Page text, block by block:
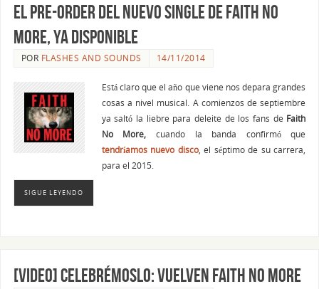
El pre-order del nuevo single de FAITH NO
MORE, ya disponible
POR FLASHES AND SOUNDS 14/11/2014
Está claro que el año que viene nos depara grandes
cosas a nivel musical. A comienzos de septiembre
ya saltó la liebre para deleite de los fans de Faith
No More, cuando la banda confirmó que
tendríamos nuevo disco, el séptimo de su carrera,
para el 2015.
SIGUE LEYENDO
[VIDEO] Celebrémoslo: vuelven FAITH NO MORE